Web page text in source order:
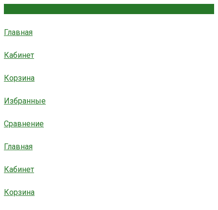
Главная
Кабинет
Корзина
Избранные
Сравнение
Главная
Кабинет
Корзина